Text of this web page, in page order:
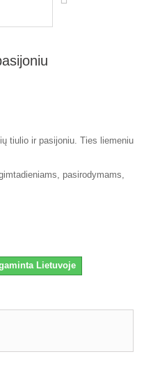
tiulio ir pasijoniu. Ties liemeniu
pasirodymams,
Lietuvoje